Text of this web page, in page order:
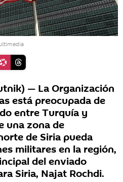
— La Organización
está preocupada de
entre Turquía y
una zona de
de Siria pueda
militares en la región,
del enviado
Siria, Najat Rochdi.